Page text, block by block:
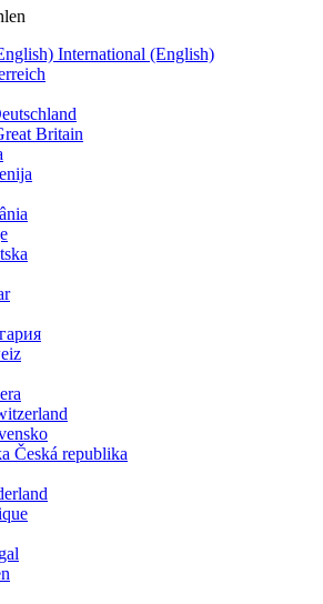
International (English)
Britain
Česká republika